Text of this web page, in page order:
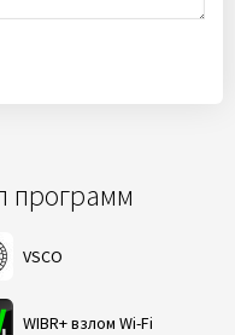
программ
VSCO
WIBR+ взлом Wi-Fi